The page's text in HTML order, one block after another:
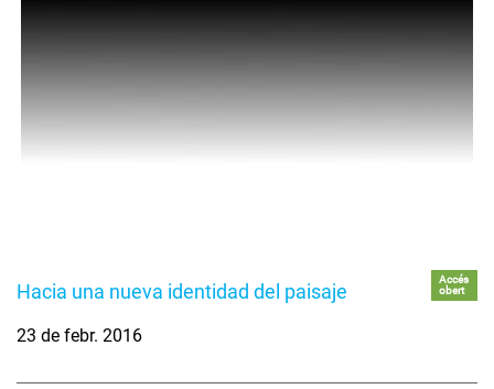
Hacia una nueva identidad del paisaje
Accés
obert
23 de febr. 2016